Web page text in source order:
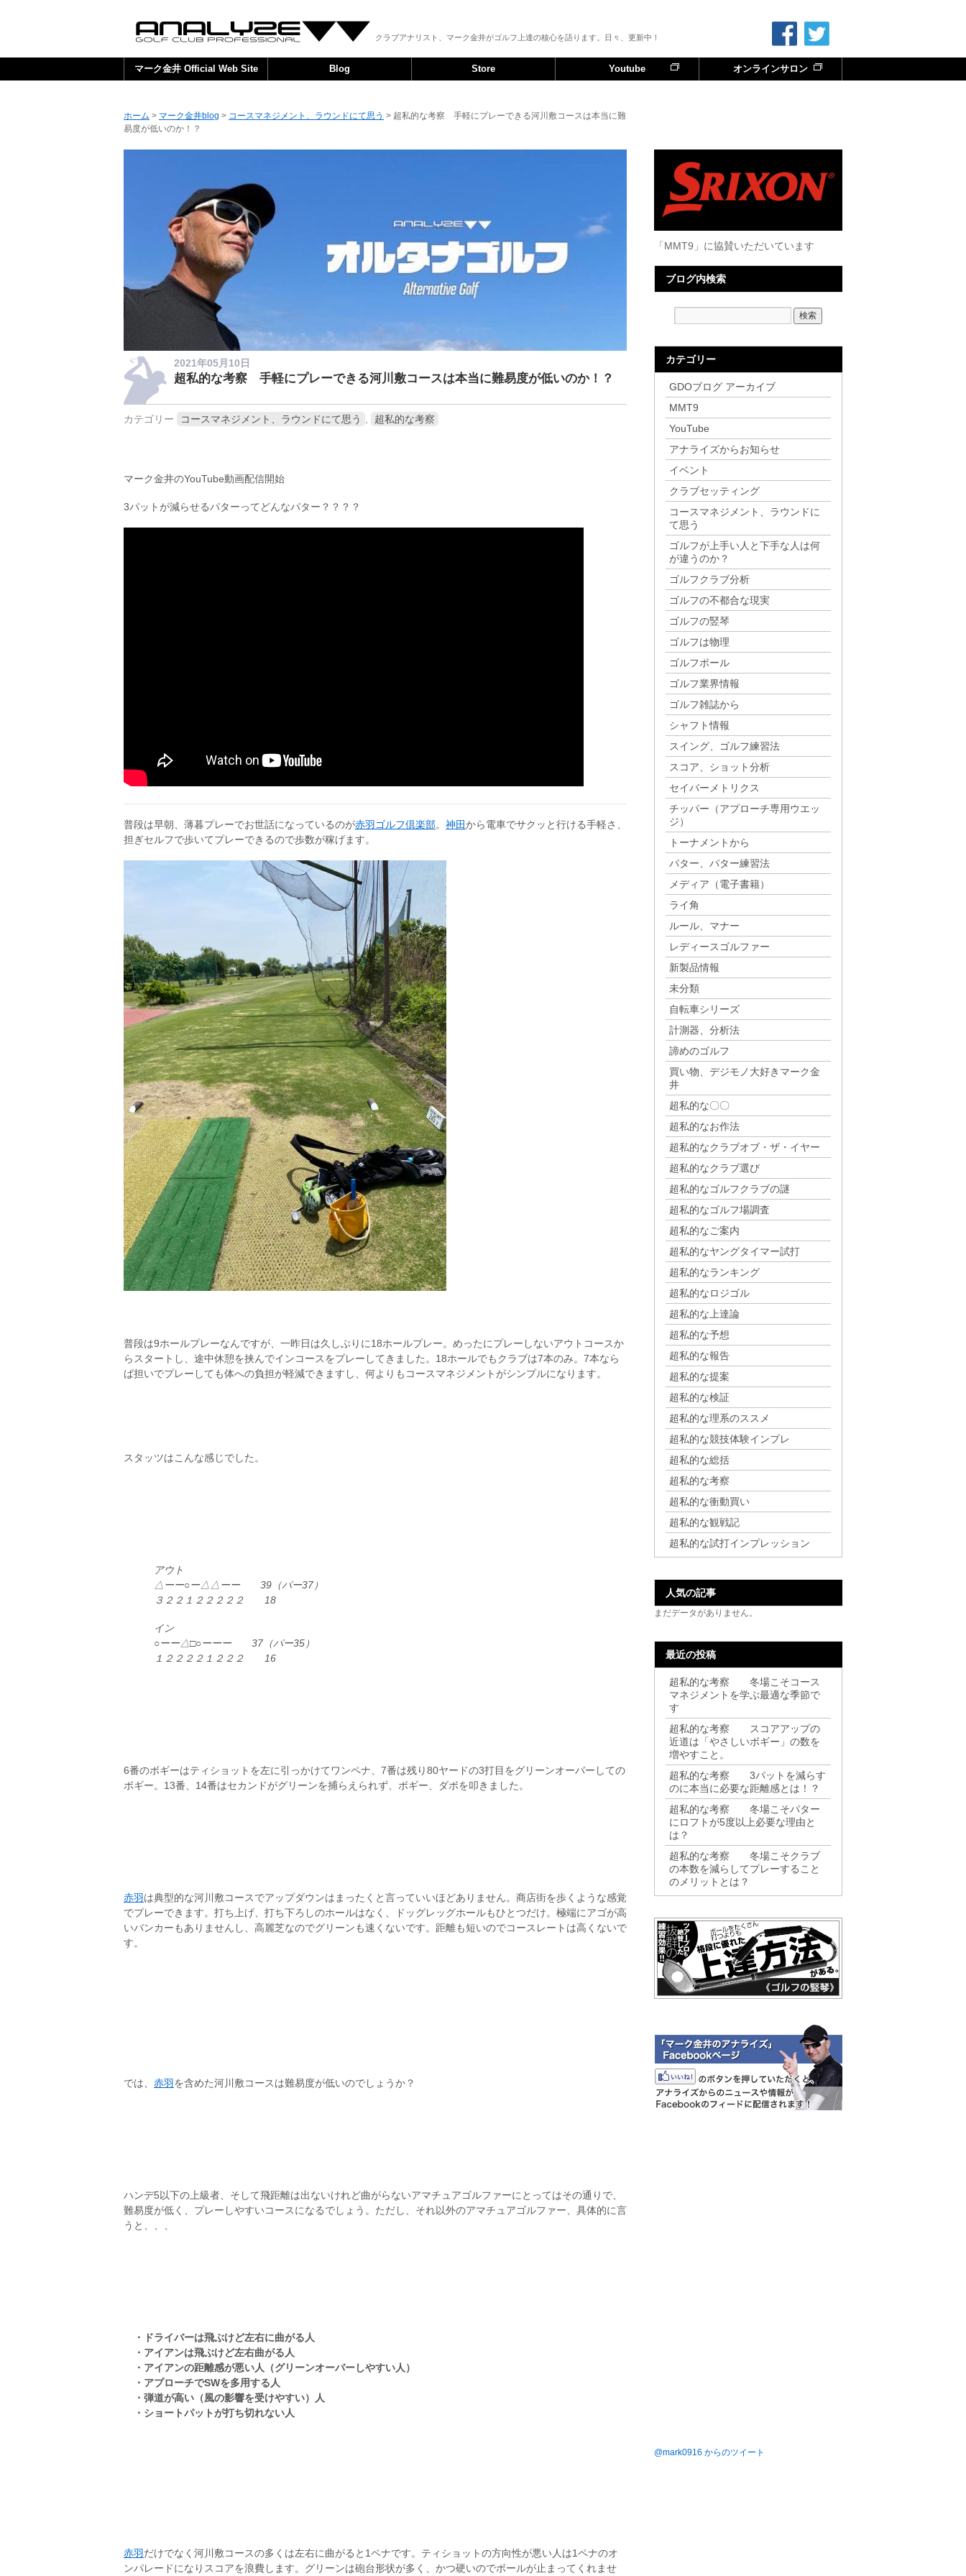
クラブアナリスト、マーク金井がゴルフ上達の核心を語ります。日々、更新中！
マーク金井 Official Web Site Blog Store Youtube オンラインサロン
ホーム > マーク金井blog > コースマネジメント、ラウンドにて思う > 超私的な考察 手軽にプレーできる河川敷コースは本当に難
易度が低いのか！？
2021年05月10日
超私的な考察 手軽にプレーできる河川敷コースは本当に難易度が低いのか！？
カテゴリー コースマネジメント、ラウンドにて思う 超私的な考察
マーク金井のYouTube動画配信開始
3パットが減らせるパターってどんなパター？？？？
普段は早朝、薄暮プレーでお世話になっているのが赤羽ゴルフ倶楽部。 神田から電車でサクッと行ける手軽さ、
担ぎセルフで歩いてプレーできるので歩数が稼げます。
普段は9ホールプレーなんですが、一昨日は久しぶりに18ホールプレー。めったにプレーしないアウトコースか
らスタートし、途中休憩を挟んでインコースをプレーしてきました。18ホールでもクラブは7本のみ。7本なら
ば担いでプレーしても体への負担が軽減できますし、何よりもコースマネジメントがシンプルになります。
スタッツはこんな感じでした。
アウト
△ーー○ー△△ーー 39（パー37）
３２２１２２２２２ 18
イン
○ーー△□○ーーー 37（パー35）
１２２２２１２２２ 16
6番のボギーはティショットを左に引っかけてワンペナ、7番は残り80ヤードの3打目をグリーンオーバーしての
ボギー。13番、14番はセカンドがグリーンを捕らえられず、ボギー、ダボを叩きました。
赤羽は典型的な河川敷コースでアップダウンはまったくと言っていいほどありません。商店街を歩くような感覚
でプレーできます。打ち上げ、打ち下ろしのホールはなく、ドッグレッグホールもひとつだけ。極端にアゴが高
いバンカーもありませんし、高麗芝なのでグリーンも速くないです。距離も短いのでコースレートは高くないで
す。
では、 赤羽を含めた河川敷コースは難易度が低いのでしょうか？
ハンデ5以下の上級者、そして飛距離は出ないけれど曲がらないアマチュアゴルファーにとってはその通りで、
難易度が低く、プレーしやすいコースになるでしょう。ただし、それ以外のアマチュアゴルファー、具体的に言
うと、、、
・ドライバーは飛ぶけど左右に曲がる人
・アイアンは飛ぶけど左右曲がる人
・アイアンの距離感が悪い人（グリーンオーバーしやすい人）
・アプローチでSWを多用する人
・弾道が高い（風の影響を受けやすい）人
・ショートパットが打ち切れない人
赤羽だけでなく河川敷コースの多くは左右に曲がると1ペナです。ティショットの方向性が悪い人は1ペナのオ
ンパレードになりスコアを浪費します。グリーンは砲台形状が多く、かつ硬いのでボールが止まってくれませ
「MMT9」に協賛いただいています
ブログ内検索
カテゴリー
GDOブログ アーカイブ
MMT9
YouTube
アナライズからお知らせ
イベント
クラブセッティング
コースマネジメント、ラウンドに
て思う
ゴルフが上手い人と下手な人は何
が違うのか？
ゴルフクラブ分析
ゴルフの不都合な現実
ゴルフの竪琴
ゴルフは物理
ゴルフボール
ゴルフ業界情報
ゴルフ雑誌から
シャフト情報
スイング、ゴルフ練習法
スコア、ショット分析
セイバーメトリクス
チッパー（アプローチ専用ウエッ
ジ）
トーナメントから
パター、パター練習法
メディア（電子書籍）
ライ角
ルール、マナー
レディースゴルファー
新製品情報
未分類
自転車シリーズ
計測器、分析法
諦めのゴルフ
買い物、デジモノ大好きマーク金
井
超私的な〇〇
超私的なお作法
超私的なクラブオブ・ザ・イヤー
超私的なクラブ選び
超私的なゴルフクラブの謎
超私的なゴルフ場調査
超私的なご案内
超私的なヤングタイマー試打
超私的なランキング
超私的なロジゴル
超私的な上達論
超私的な予想
超私的な報告
超私的な提案
超私的な検証
超私的な理系のススメ
超私的な競技体験インプレ
超私的な総括
超私的な考察
超私的な衝動買い
超私的な観戦記
超私的な試打インプレッション
人気の記事
まだデータがありません。
最近の投稿
超私的な考察 冬場こそコース
マネジメントを学ぶ最適な季節で
す
超私的な考察 スコアアップの
近道は「やさしいボギー」の数を
増やすこと。
超私的な考察 3パットを減らす
のに本当に必要な距離感とは！？
超私的な考察 冬場こそパター
にロフトが5度以上必要な理由と
は？
超私的な考察 冬場こそクラブ
の本数を減らしてプレーすること
のメリットとは？
@mark0916 からのツイート